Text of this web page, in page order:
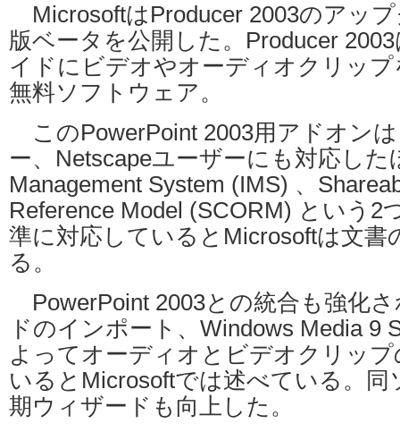
MicrosoftはProducer 2003のアッ
版ベータを公開した。Producer
イドにビデオやオーディオクリッ
無料ソフトウェア。
このPowerPoint 2003用アドオン
ー、Netscapeユーザーにも対応した
Management System (IMS) 、
Reference Model (SCORM) という2
準に対応しているとMicrosoftは文書
る。
PowerPoint 2003との統合も強化
ドのインポート、Windows Media 9
よってオーディオとビデオクリッ
いるとMicrosoftでは述べている。
期ウィザードも向上した。